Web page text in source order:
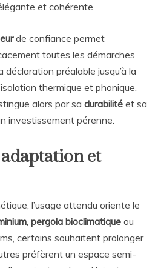
et cohérente.
de confiance permet
toutes les démarches
préalable jusqu’à la
thermique et phonique.
alors par sa durabilité et sa
investissement pérenne.
adaptation et
l’usage attendu oriente le
, pergola bioclimatique ou
certains souhaitent prolonger
préfèrent un espace semi-